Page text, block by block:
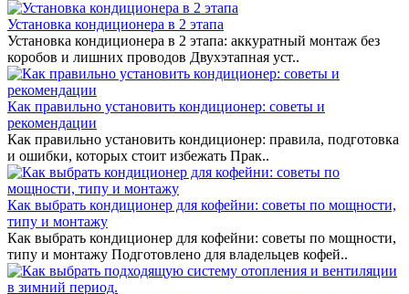
Установка кондиционера в 2 этапа
Установка кондиционера в 2 этапа: аккуратный монтаж без
коробов и лишних проводов Двухэтапная уст..
Как правильно установить кондиционер: советы и
рекомендации
Как правильно установить кондиционер: правила, подготовка
и ошибки, которых стоит избежать Прак..
Как выбрать кондиционер для кофейни: советы по мощности,
типу и монтажу
Как выбрать кондиционер для кофейни: советы по мощности,
типу и монтажу Подготовлено для владельцев кофей..